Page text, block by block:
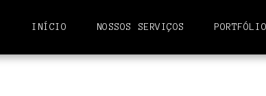
INÍCIO NOSSOS SERVIÇOS PORTFÓLIO